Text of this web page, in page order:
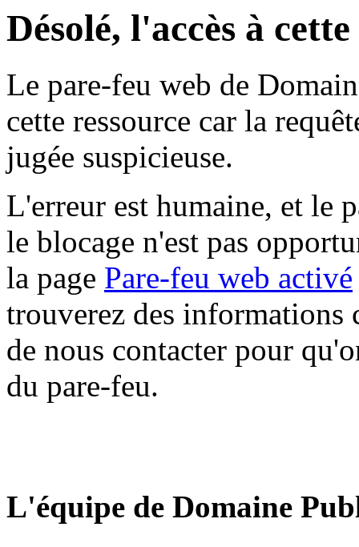
Désolé, l'accès à
Le pare-feu web de
cette ressource car la
jugée suspicieuse.
L'erreur est humaine, et le
le blocage n'est pas
la page Pare-feu web activé
trouverez des informations
de nous contacter pour
du pare-feu.
L'équipe de Domaine